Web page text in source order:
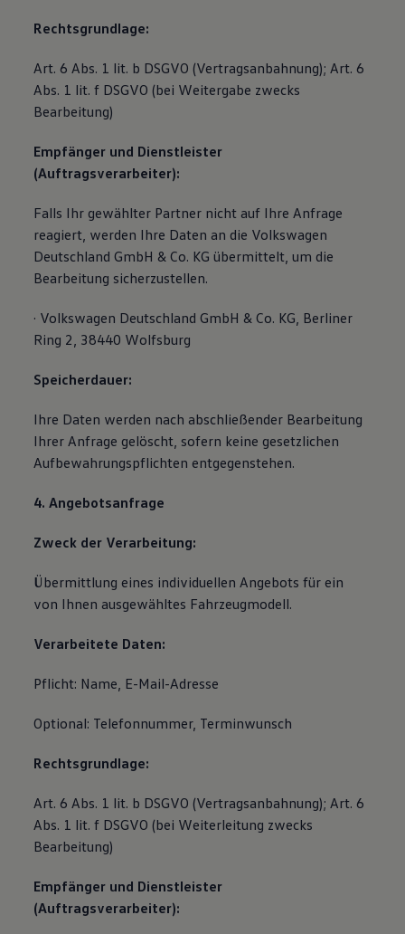
Rechtsgrundlage:
Art. 6 Abs. 1 lit. b DSGVO (Vertragsanbahnung); Art. 6
Abs. 1 lit. f DSGVO (bei Weitergabe zwecks
Bearbeitung)
Empfänger und Dienstleister
(Auftragsverarbeiter):
Falls Ihr gewählter Partner nicht auf Ihre Anfrage
reagiert, werden Ihre Daten an die Volkswagen
Deutschland GmbH & Co. KG übermittelt, um die
Bearbeitung sicherzustellen.
· Volkswagen Deutschland GmbH & Co. KG, Berliner
Ring 2, 38440 Wolfsburg
Speicherdauer:
Ihre Daten werden nach abschließender Bearbeitung
Ihrer Anfrage gelöscht, sofern keine gesetzlichen
Aufbewahrungspflichten entgegenstehen.
4. Angebotsanfrage
Zweck der Verarbeitung:
Übermittlung eines individuellen Angebots für ein
von Ihnen ausgewähltes Fahrzeugmodell.
Verarbeitete Daten:
Pflicht: Name, E-Mail-Adresse
Optional: Telefonnummer, Terminwunsch
Rechtsgrundlage:
Art. 6 Abs. 1 lit. b DSGVO (Vertragsanbahnung); Art. 6
Abs. 1 lit. f DSGVO (bei Weiterleitung zwecks
Bearbeitung)
Empfänger und Dienstleister
(Auftragsverarbeiter):